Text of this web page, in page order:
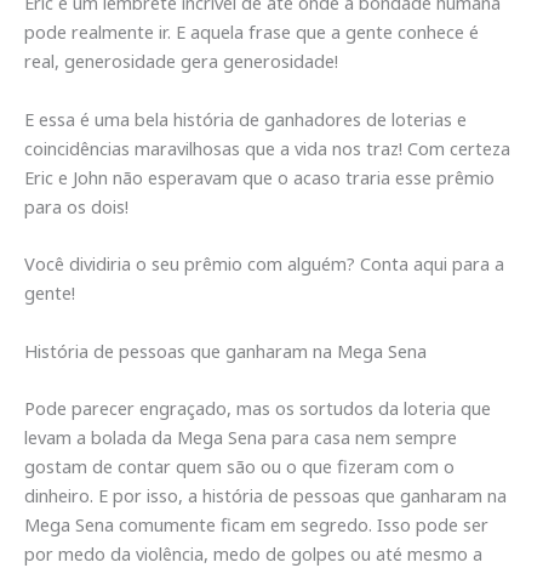
pode realmente ir. E aquela frase que a gente conhece é
real, generosidade gera generosidade!
E essa é uma bela história de ganhadores de loterias e
coincidências maravilhosas que a vida nos traz! Com certeza
Eric e John não esperavam que o acaso traria esse prêmio
para os dois!
Você dividiria o seu prêmio com alguém? Conta aqui para a
gente!
História de pessoas que ganharam na Mega Sena
Pode parecer engraçado, mas os sortudos da loteria que
levam a bolada da Mega Sena para casa nem sempre
gostam de contar quem são ou o que fizeram com o
dinheiro. E por isso, a história de pessoas que ganharam na
Mega Sena comumente ficam em segredo. Isso pode ser
por medo da violência, medo de golpes ou até mesmo a